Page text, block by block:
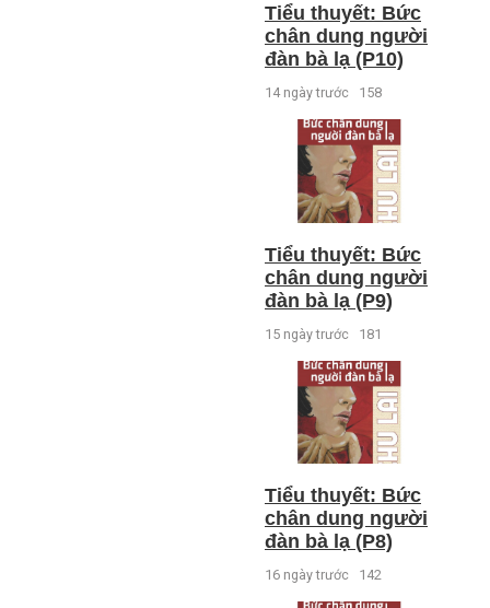
Tiểu thuyết: Bức
chân dung người
đàn bà lạ (P10)
14 ngày trước 158
Tiểu thuyết: Bức
chân dung người
đàn bà lạ (P9)
15 ngày trước 181
Tiểu thuyết: Bức
chân dung người
đàn bà lạ (P8)
16 ngày trước 142